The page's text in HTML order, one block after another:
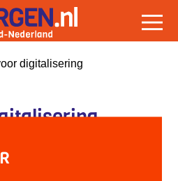
digitalisering